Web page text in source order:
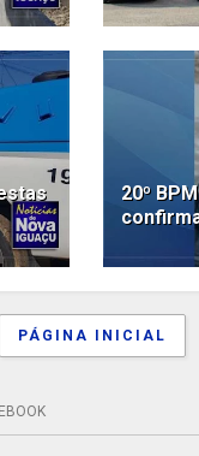
20º
PÁGINA INICIAL